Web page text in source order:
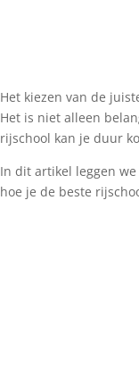
Het kiezen van de
Het is niet alleen
rijschool kan je duur
In dit artikel leggen
hoe je de beste